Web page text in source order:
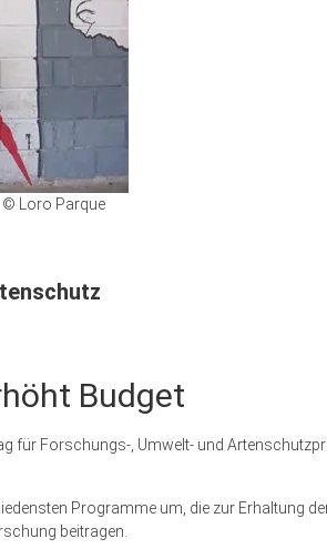
© Loro Parque
Budget
für Forschungs-, Umwelt- und
Programme um, die zur Erhaltung
beitragen.